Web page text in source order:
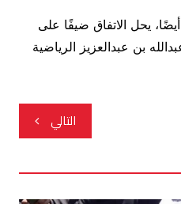
يحل الاتفاق ضيفًا على
بن عبدالعزيز الرياضية
التالي